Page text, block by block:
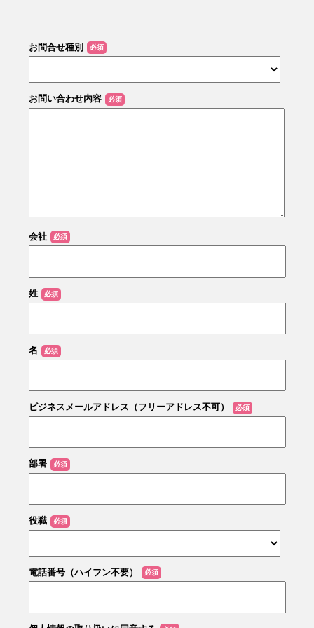
お問合せ種別
お問い合わせ内容
会社
姓
名
ビジネスメールアドレス（フリーアドレス不可）
部署
役職
電話番号（ハイフン不要）